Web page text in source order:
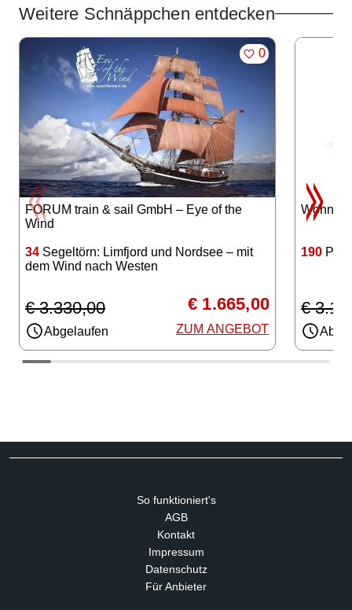
Weitere Schnäppchen entdecken
Angebote im Slider
MERKEN
0
FORUM train & sail GmbH – Eye of the
Wind
34 Segeltörn: Limfjord und Nordsee – mit
dem Wind nach Westen
€ 3.330,00
Abgelaufen
€ 1.665,00
ZUM ANGEBOT
190
€
So funktioniert's
AGB
Kontakt
Impressum
Datenschutz
Für Anbieter